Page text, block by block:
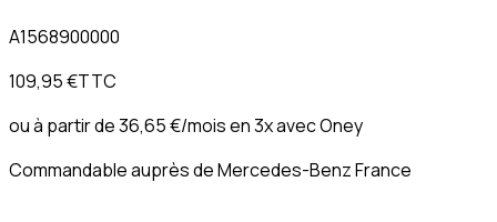
A1568900000
109,95 €TTC
ou à partir de36,65 €/mois en 3x avecOney
Commandable auprès de Mercedes-Benz France